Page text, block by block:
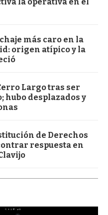
más caro en la
origen atípico y la
Largo tras ser
hubo desplazados y
de Derechos
respuesta en